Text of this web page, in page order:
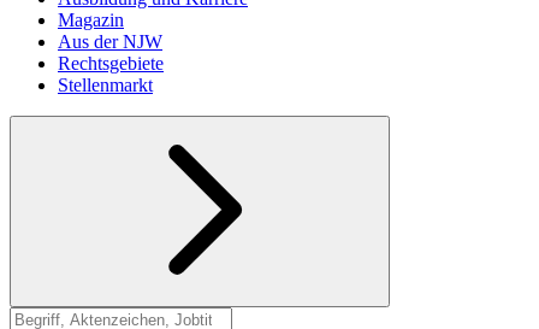
Magazin
Aus der NJW
Rechtsgebiete
Stellenmarkt
Suche